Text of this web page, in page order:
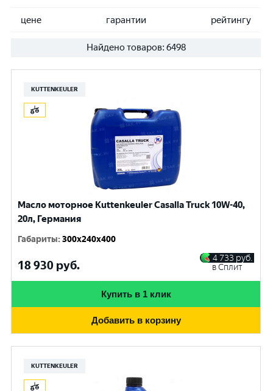
цене гарантии рейтингу
Найдено товаров: 6498
KUTTENKEULER
Масло моторное Kuttenkeuler Casalla Truck 10W-40,
20л, Германия
Габариты:300x240x400
18 930 руб.
4 733 руб.
в Сплит
Купить в 1 клик
Добавить в корзину
KUTTENKEULER